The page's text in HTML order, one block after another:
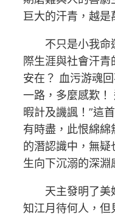
巨大的汗青，越是
不只是小我命
際生涯與社會汗
安在？ 血污游魂
一路，多麼感歎！
暇計及譏諷！”這
有時盡，此恨綿
的潛認識中，無
生向下沉溺的深淵
天主發明了美
知江月待何人，但